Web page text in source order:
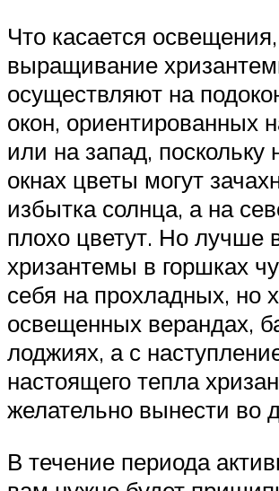
Что касается освещения,
выращивание
осуществляют на
окон, ориентированных
или на запад,
окнах цветы могут
избытка солнца, а на
плохо цветут. Но лучше
хризантемы в горшках
себя на прохладных, но
освещенных верандах,
лоджиях, а с
настоящего тепла
желательно вынести во
В течение периода